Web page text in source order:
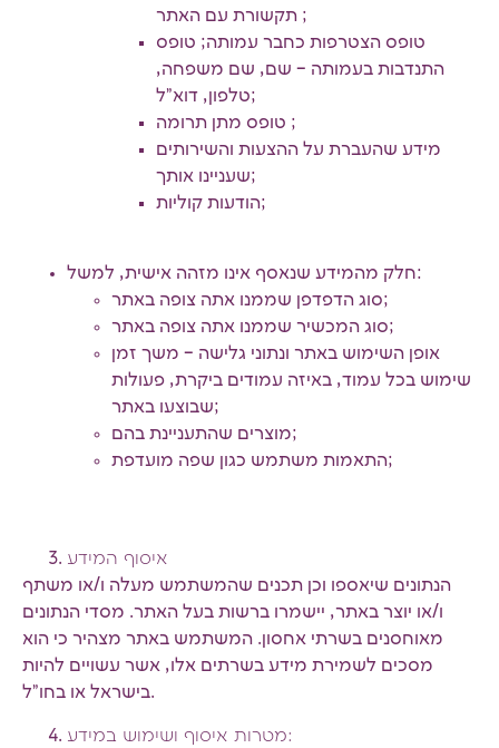
תקשורת עם האתר ;
טופס הצטרפות כחבר עמותה; טופס
התנדבות בעמותה – שם, שם משפחה,
טלפון, דוא"ל;
טופס מתן תרומה ;
מידע שהעברת על ההצעות והשירותים
שעניינו אותך;
הודעות קוליות;
חלק מהמידע שנאסף אינו מזהה אישית, למשל:
סוג הדפדפן שממנו אתה צופה באתר;
סוג המכשיר שממנו אתה צופה באתר;
אופן השימוש באתר ונתוני גלישה – משך זמן
שימוש בכל עמוד, באיזה עמודים ביקרת, פעולות
שבוצעו באתר;
מוצרים שהתעניינת בהם;
התאמות משתמש כגון שפה מועדפת;
איסוף המידע
הנתונים שיאספו וכן תכנים שהמשתמש מעלה ו/או משתף
ו/או יוצר באתר, יישמרו ברשות בעל האתר. מסדי הנתונים
מאוחסנים בשרתי אחסון. המשתמש באתר מצהיר כי הוא
מסכים לשמירת מידע בשרתים אלו, אשר עשויים להיות
בישראל או בחו"ל.
מטרות איסוף ושימוש במידע: